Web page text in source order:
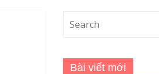
Bài viết mới